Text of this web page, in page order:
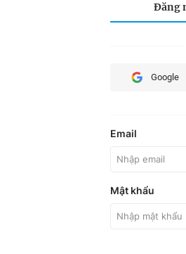
Đăng
Google
Email
Mật khẩu